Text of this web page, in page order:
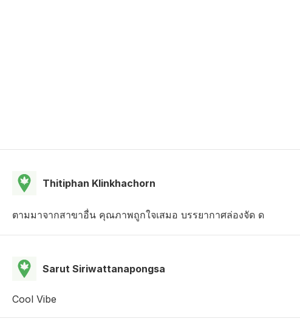
Thitiphan Klinkhachorn
ตามมาจากสาขาอื่น คุณภาพถูกใจเสมอ บรรยากาศล่องจัด ด
Sarut Siriwattanapongsa
Cool Vibe